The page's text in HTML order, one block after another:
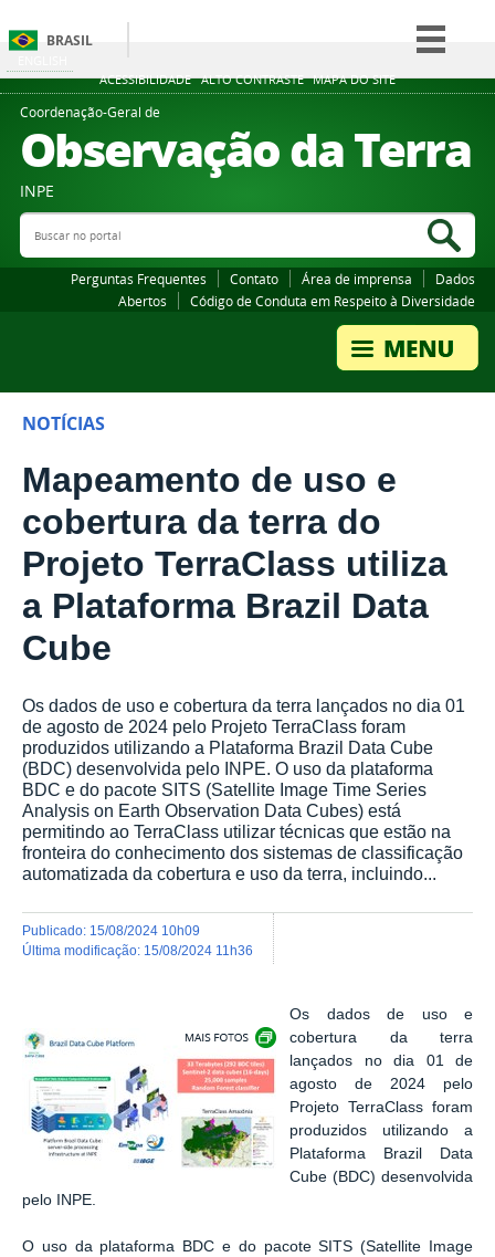
ACESSIBILIDADE ALTO CONTRASTE MAPA DO SITE
BRASIL
Simplifique!
Participe
Legislação
Coordenação-Geral de
Observação da Terra
INPE
Buscar no portal
Perguntas Frequentes Contato Área de imprensa
Dados
Abertos
Código de Conduta em Respeito à Diversidade
NOTÍCIAS
Mapeamento de uso e
cobertura da terra do
Projeto TerraClass utiliza
a Plataforma Brazil Data
Cube
Os dados de uso e cobertura da terra lançados no dia 01
de agosto de 2024 pelo Projeto TerraClass foram
produzidos utilizando a Plataforma Brazil Data Cube
(BDC) desenvolvida pelo INPE. O uso da plataforma
BDC e do pacote SITS (Satellite Image Time Series
Analysis on Earth Observation Data Cubes) está
permitindo ao TerraClass utilizar técnicas que estão na
fronteira do conhecimento dos sistemas de classificação
automatizada da cobertura e uso da terra, incluindo...
publicado: 15/08/2024 10h09
última modificação: 15/08/2024 11h36
Exibir carrossel de imagens
Os dados de uso e
cobertura da terra
lançados no dia 01 de
agosto de 2024 pelo
Projeto TerraClass foram
produzidos utilizando a
Plataforma Brazil
Data
Cube (BDC) desenvolvida
pelo INPE.
O uso da plataforma BDC e do pacote SITS (Satellite Image